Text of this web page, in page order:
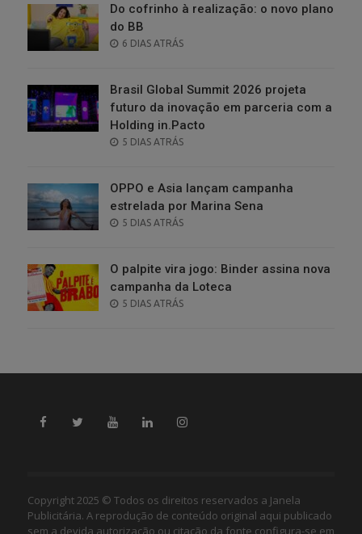
Do cofrinho à realização: o novo plano
do BB
POSTED
6 DIAS ATRÁS
Brasil Global Summit 2026 projeta
futuro da inovação em parceria com a
Holding in.Pacto
POSTED
5 DIAS ATRÁS
OPPO e Asia lançam campanha
estrelada por Marina Sena
POSTED
5 DIAS ATRÁS
O palpite vira jogo: Binder assina nova
campanha da Loteca
POSTED
5 DIAS ATRÁS
Copyright 2025 © Todos os direitos reservados a Janela
Publicitária. A reprodução de conteúdo original aqui publicado
sem a devida autorização ou citação da fonte configura-se em